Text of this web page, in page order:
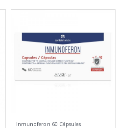
Inmunoferon 60 Cápsulas